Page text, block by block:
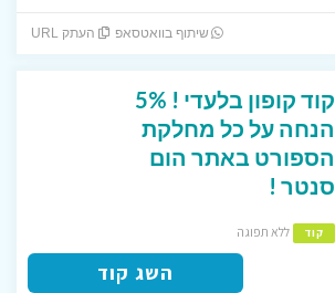
שיתוף בוואטסאפ העתק URL
קוד קופון בלעדי ! 5%
הנחה על כל מחלקת
הספורט באתר הום
סנטר !
קוד ללא תפוגה
השג קוד